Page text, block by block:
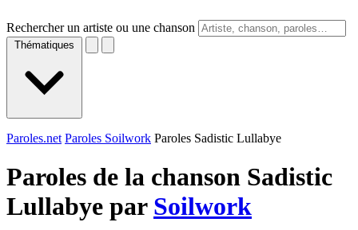
Rechercher un artiste ou une chanson
Thématiques
Paroles.net Paroles Soilwork Paroles Sadistic Lullabye
Paroles de la chanson Sadistic
Lullabye par Soilwork